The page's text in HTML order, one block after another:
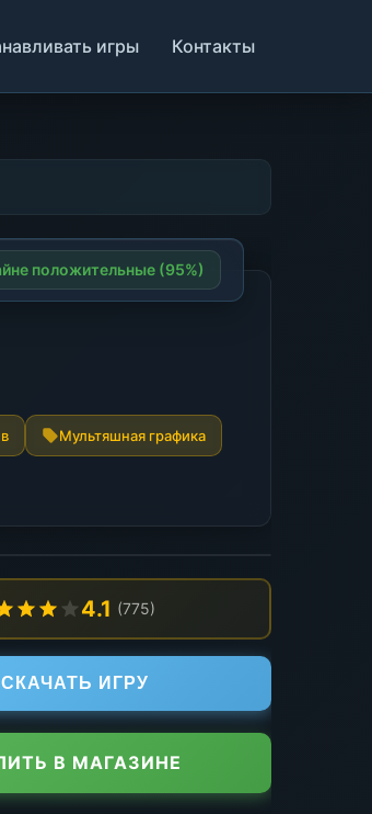
игры Контакты
Мультяшная графика
положительные (95%)
4.1 (775)
СКАЧАТЬ ИГРУ
В МАГАЗИНЕ